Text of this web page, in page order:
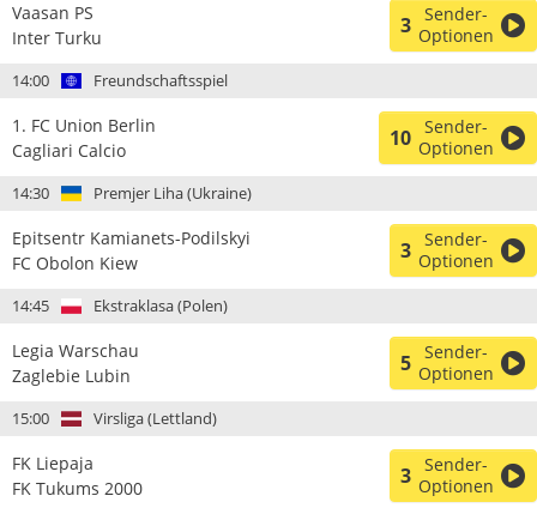
Vaasan PS
Inter Turku
3 Sender-
Optionen
14:00 Freundschaftsspiel
1. FC Union Berlin
Cagliari Calcio
10 Sender-
Optionen
14:30 Premjer Liha (Ukraine)
Epitsentr Kamianets-Podilskyi
FC Obolon Kiew
3 Sender-
Optionen
14:45 Ekstraklasa (Polen)
Legia Warschau
Zaglebie Lubin
5 Sender-
Optionen
15:00 Virsliga (Lettland)
FK Liepaja
FK Tukums 2000
3 Sender-
Optionen